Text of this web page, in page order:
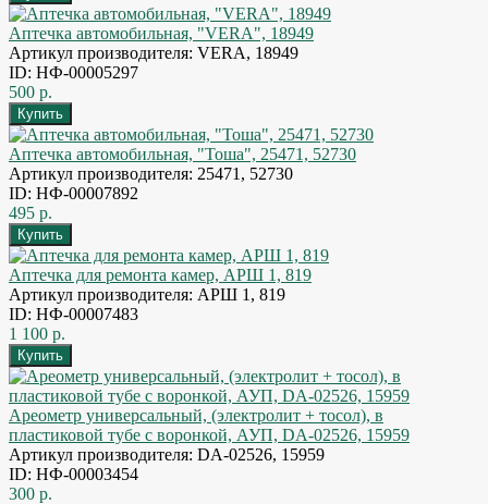
Аптечка автомобильная, "VERA", 18949
Артикул производителя: VERA, 18949
ID: НФ-00005297
500 р.
Аптечка автомобильная, "Тоша", 25471, 52730
Артикул производителя: 25471, 52730
ID: НФ-00007892
495 р.
Аптечка для ремонта камер, АРШ 1, 819
Артикул производителя: АРШ 1, 819
ID: НФ-00007483
1 100 р.
Ареометр универсальный, (электролит + тосол), в
пластиковой тубе с воронкой, АУП, DA-02526, 15959
Артикул производителя: DA-02526, 15959
ID: НФ-00003454
300 р.